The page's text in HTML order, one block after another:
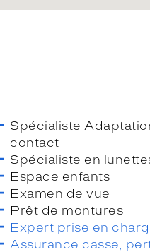
Spécialiste
contact
Spécialiste en
Espace enfants
Examen de vue
Prêt de montures
Expert prise en
Assurance casse,